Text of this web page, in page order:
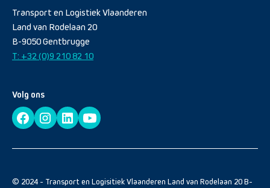
Transport en Logistiek Vlaanderen
Land van Rodelaan 20
B-9050 Gentbrugge
T: +32 (0)9 210 82 10
Volg ons
© 2024 - Transport en Logisitiek Vlaanderen Land van Rodelaan 20 B-